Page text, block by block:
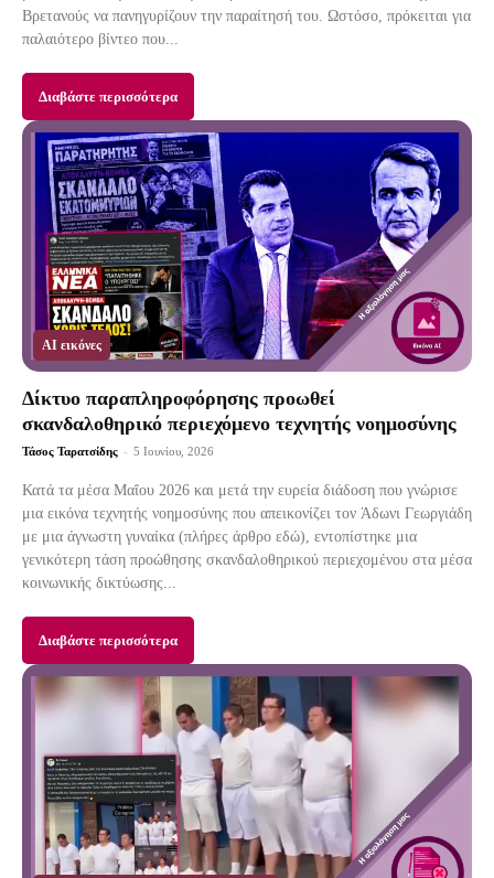
Βρετανούς να πανηγυρίζουν την παραίτησή του. Ωστόσο, πρόκειται για
παλαιότερο βίντεο που...
Διαβάστε περισσότερα
AI εικόνες
Δίκτυο παραπληροφόρησης προωθεί
σκανδαλοθηρικό περιεχόμενο τεχνητής νοημοσύνης
Τάσος Ταρατσίδης - 5 Ιουνίου, 2026
Κατά τα μέσα Μαΐου 2026 και μετά την ευρεία διάδοση που γνώρισε
μια εικόνα τεχνητής νοημοσύνης που απεικονίζει τον Άδωνι Γεωργιάδη
με μια άγνωστη γυναίκα (πλήρες άρθρο εδώ), εντοπίστηκε μια
γενικότερη τάση προώθησης σκανδαλοθηρικού περιεχομένου στα μέσα
κοινωνικής δικτύωσης...
Διαβάστε περισσότερα